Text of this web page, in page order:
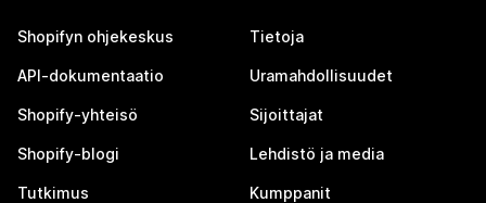
Shopifyn ohjekeskus
API-dokumentaatio
Shopify-yhteisö
Shopify-blogi
Tutkimus
Tietoja
Uramahdollisuudet
Sijoittajat
Lehdistö ja media
Kumppanit